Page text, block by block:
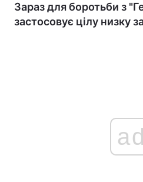
Зараз для боротьби з
застосовує цілу низку
ad